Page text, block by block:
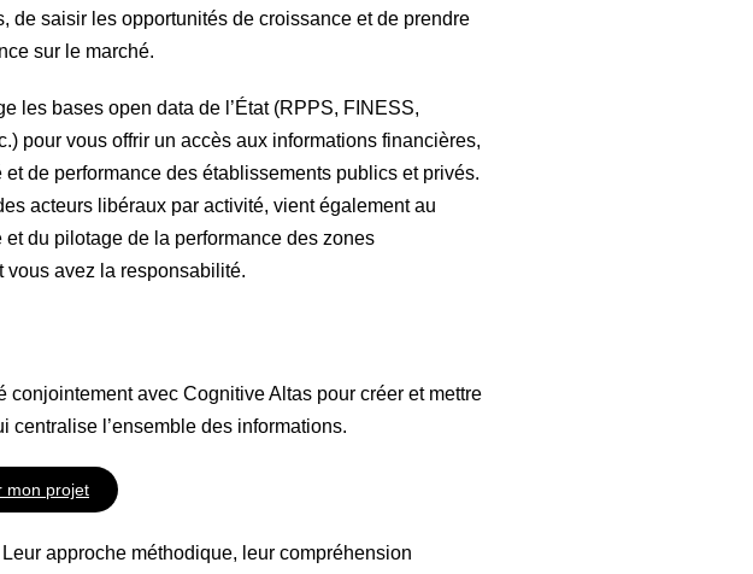
de saisir les opportunités de croissance et de prendre
sur le marché.
les bases open data de l’État (RPPS, FINESS,
pour vous offrir un accès aux informations financières,
et de performance des établissements publics et privés.
acteurs libéraux par activité, vient également au
et du pilotage de la performance des zones
vous avez la responsabilité.
conjointement avec Cognitive Altas pour créer et mettre
centralise l’ensemble des informations.
mon projet
approche méthodique, leur compréhension